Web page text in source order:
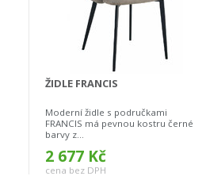
ŽIDLE FRANCIS
Moderní židle s područkami
FRANCIS má pevnou kostru černé
barvy z...
2 677 Kč
cena bez DPH